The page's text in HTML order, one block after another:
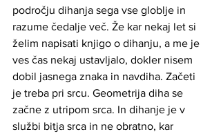
področju dihanja sega vse globlje in
razume čedalje več. Že kar nekaj let si
želim napisati knjigo o dihanju, a me je
ves čas nekaj ustavljalo, dokler nisem
dobil jasnega znaka in navdiha. Začeti
je treba pri srcu. Geometrija diha se
začne z utripom srca. In dihanje je v
službi bitja srca in ne obratno, kar